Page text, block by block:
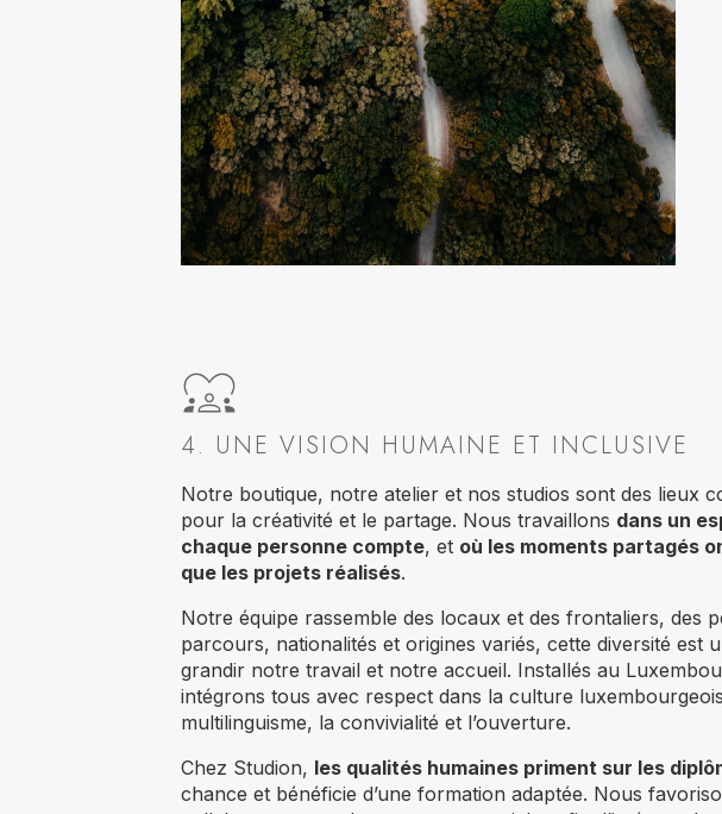
4. UNE VISION HUMAINE ET INCLUSIVE
Notre boutique, notre atelier et nos studios sont des lieux
pour la créativité et le partage. Nous travaillons dans un
chaque personne compte, et où les moments partagés
que les projets réalisés.
Notre équipe rassemble des locaux et des frontaliers, des
parcours, nationalités et origines variés, cette diversité est
grandir notre travail et notre accueil. Installés au
intégrons tous avec respect dans la culture
multilinguisme, la convivialité et l’ouverture.
Chez Studion, les qualités humaines priment sur les
chance et bénéficie d’une formation adaptée. Nous